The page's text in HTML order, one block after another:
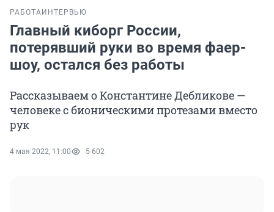
РАБОТА ИНТЕРВЬЮ
Главный киборг России,
потерявший руки во время фаер-
шоу, остался без работы
Рассказываем о Константине Дебликове —
человеке с бионическими протезами вместо
рук
4 мая 2022, 11:00 5 602